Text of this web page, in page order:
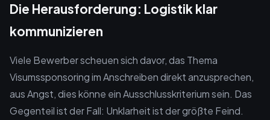
Die Herausforderung: Logistik klar
kommunizieren
Viele Bewerber scheuen sich davor, das Thema
Visumssponsoring im Anschreiben direkt anzusprechen,
aus Angst, dies könne ein Ausschlusskriterium sein. Das
Gegenteil ist der Fall: Unklarheit ist der größte Feind.